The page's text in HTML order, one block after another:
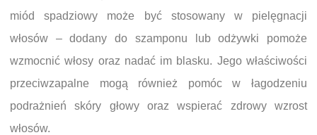
miód spadziowy może być stosowany w pielęgnacji
włosów – dodany do szamponu lub odżywki pomoże
wzmocnić włosy oraz nadać im blasku. Jego właściwości
przeciwzapalne mogą również pomóc w łagodzeniu
podrażnień skóry głowy oraz wspierać zdrowy wzrost
włosów.